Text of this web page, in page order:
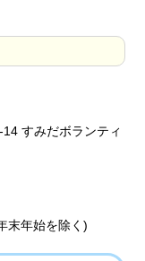
すみだボランティ
末年始を除く)